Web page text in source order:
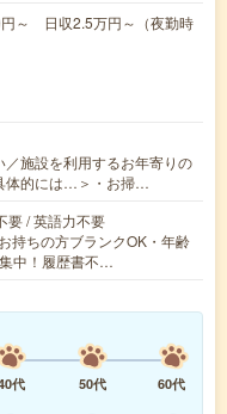
～ 日収2.5万円～（夜勤時
施設を利用するお年寄りの
体的には…＞・お掃…
要 / 英語力不要
持ちの方ブランクOK・年齢
中！履歴書不…
代 50代
60代